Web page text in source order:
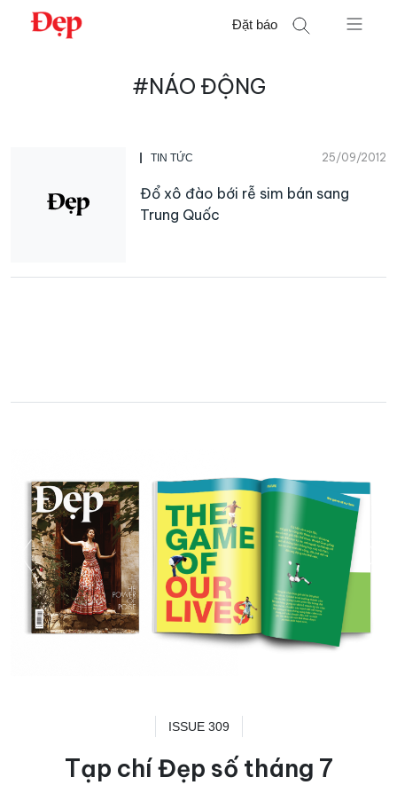
Chuyển
Đặt báo
#NÁO ĐỘNG
TIN TỨC 25/09/2012
Đổ xô đào bới rễ sim bán sang
Trung Quốc
ISSUE 309
Tạp chí Đẹp số tháng 7